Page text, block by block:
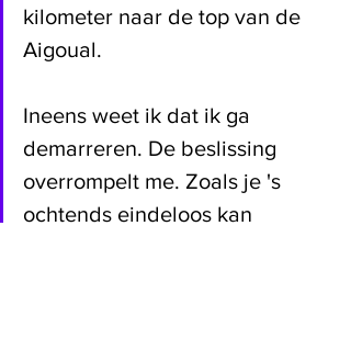
kilometer naar de top van de
Aigoual.
Ineens weet ik dat ik ga
demarreren. De beslissing
overrompelt me. Zoals je 's
ochtends eindeloos kan